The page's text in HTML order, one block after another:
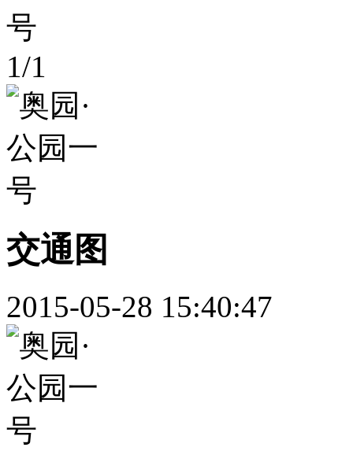
1/1
交通图
2015-05-28 15:40:47